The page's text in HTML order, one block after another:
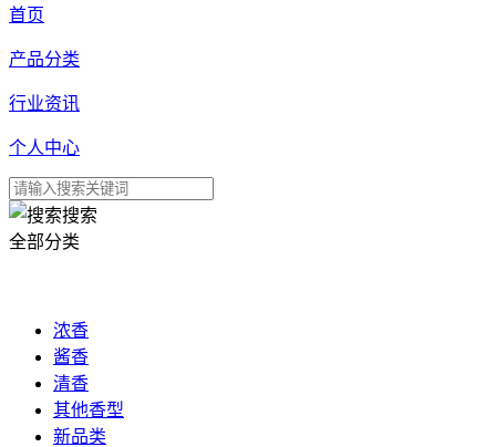
首页
产品分类
行业资讯
个人中心
搜索
全部分类
浓香
酱香
清香
其他香型
新品类